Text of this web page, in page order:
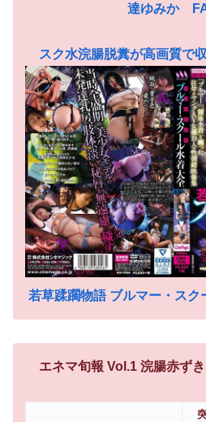
達ゆみか
スク水浣腸脱糞が高画質で
若草蹂躙物語 ブルマー・ス
エネマ旬報 Vol.1 浣腸赤ず